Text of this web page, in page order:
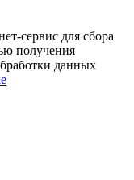
сервис для сбора
получения
данных